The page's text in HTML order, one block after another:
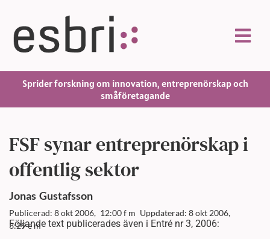
Sprider forskning om innovation, entreprenörskap och
småföretagande
FSF synar entreprenörskap i
offentlig sektor
Jonas Gustafsson
Publicerad: 8 okt 2006, 12:00 f m Uppdaterad: 8 okt 2006,
3:29 e m
Följande text publicerades även i Entré nr 3, 2006: